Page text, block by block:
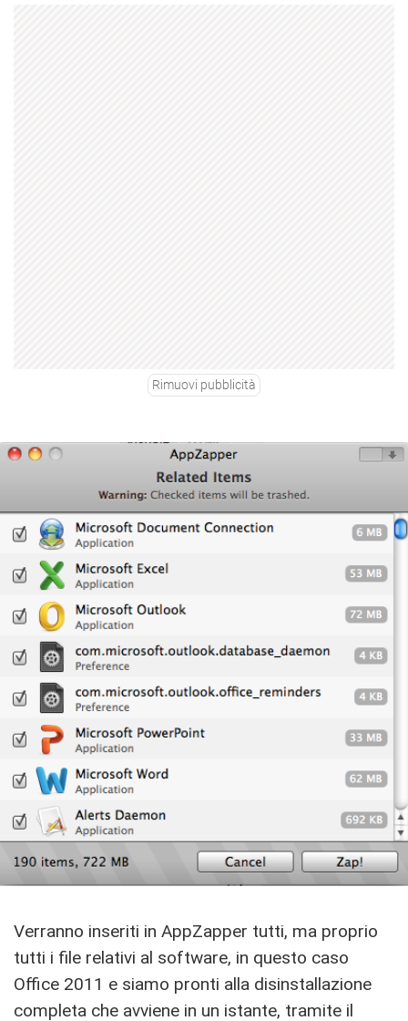
Rimuovi pubblicità
Verranno inseriti in AppZapper tutti, ma proprio
tutti i file relativi al software, in questo caso
Office 2011 e siamo pronti alla disinstallazione
completa che avviene in un istante, tramite il